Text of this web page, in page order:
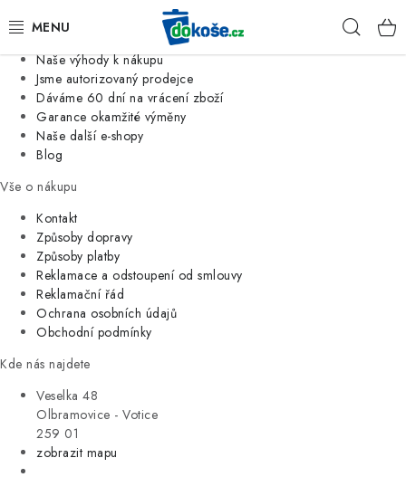
Jsme tradiční česká firma
Naše výhody k nákupu
Jsme autorizovaný prodejce
Dáváme 60 dní na vrácení zboží
Garance okamžité výměny
Naše další e-shopy
Blog
Vše o nákupu
Kontakt
Způsoby dopravy
Způsoby platby
Reklamace a odstoupení od smlouvy
Reklamační řád
Ochrana osobních údajů
Obchodní podmínky
Kde nás najdete
Veselka 48
Olbramovice - Votice
259 01
zobrazit mapu
KOŠE
SÁČKY
KUCHYNĚ
ORGANIZACE
DOMÁCNOST
ÚKLID
VÝPRODEJ
ZNAČKY